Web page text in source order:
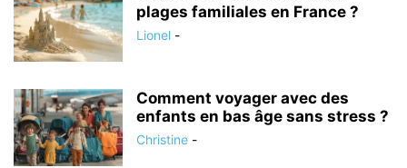
plages familiales en France ?
Lionel -
Comment voyager avec des
enfants en bas âge sans stress ?
Christine -